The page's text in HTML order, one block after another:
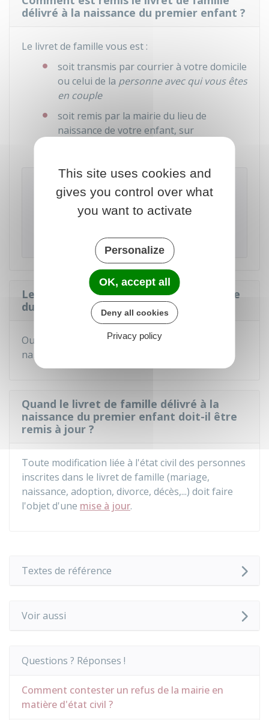
délivré à la naissance du premier enfant ?
Le livret de famille vous est :
soit transmis par courrier à votre domicile
ou celui de la personne avec qui vous êtes
en couple
soit remis par la mairie du lieu de
naissance de votre enfant, sur
À noter
Le délai d'obtention dépend de la durée de
traitement par chaque service d'état civil
d'acheminement du courrier.
Le livret de famille délivré à la naissance
du premier enfant est-il gratuit ?
Oui, la délivrance du livret à l'occasion de la
naissance d'un 1
Quand le livret de famille délivré à la
naissance du premier enfant doit-il être
remis à jour ?
Toute modification liée à l'état civil des personnes
inscrites dans le livret de famille (mariage,
naissance, adoption, divorce, décès,...) doit faire
l'objet d'une mise à jour.
Textes de référence
Voir aussi
Questions ? Réponses !
Comment contester un refus de la mairie en
matière d'état civil ?
This site uses cookies and
gives you control over what
you want to activate
Personalize
OK, accept all
Deny all cookies
Privacy policy